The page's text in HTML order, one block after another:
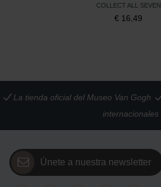
COLLECT ALL SEVEN
€ 16,49
La tienda oficial del Museo Van Gogh
internacionales
Únete a nuestra newsletter